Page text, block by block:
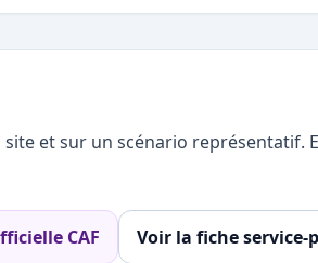
et sur un scénario représentatif.
CAF Voir la fiche service-